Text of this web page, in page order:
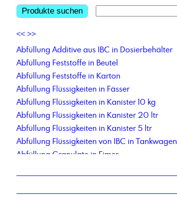
Produkte suchen
<< >>
Abfüllung Additive aus IBC in Dosierbehälter
Abfüllung Feststoffe in Beutel
Abfüllung Feststoffe in Karton
Abfüllung Flüssigkeiten in Fässer
Abfüllung Flüssigkeiten in Kanister 10 kg
Abfüllung Flüssigkeiten in Kanister 20 ltr
Abfüllung Flüssigkeiten in Kanister 5 ltr
Abfüllung Flüssigkeiten von IBC in Tankwagen
Abfüllung Granulate in Eimer
Abfüllung in Kleinstgebinde